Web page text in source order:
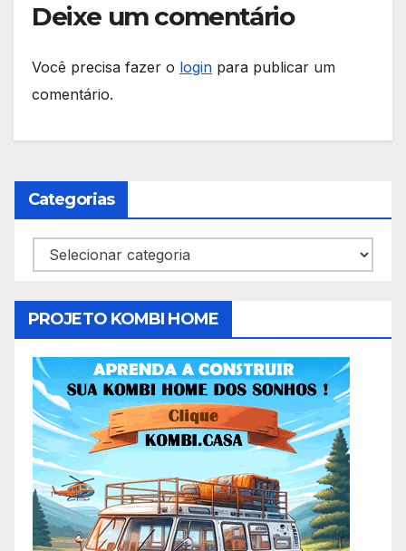
Deixe um comentário
Você precisa fazer o login para publicar um
comentário.
Categorias
Categorias
PROJETO KOMBI HOME